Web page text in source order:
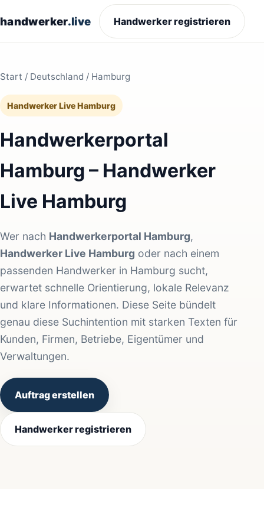
handwerker.live Handwerker registrieren
Start / Deutschland / Hamburg
Handwerker Live Hamburg
Handwerkerportal
Hamburg – Handwerker
Live Hamburg
Wer nach Handwerkerportal Hamburg,
Handwerker Live Hamburg oder nach einem
passenden Handwerker in Hamburg sucht,
erwartet schnelle Orientierung, lokale Relevanz
und klare Informationen. Diese Seite bündelt
genau diese Suchintention mit starken Texten für
Kunden, Firmen, Betriebe, Eigentümer und
Verwaltungen.
Auftrag erstellen
Handwerker registrieren